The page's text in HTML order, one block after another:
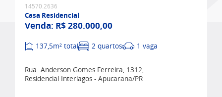
14570.2636
Casa Residencial
Venda: R$ 280.000,00
137,5m² total 2 quartos 1 vaga
Rua. Anderson Gomes Ferreira, 1312,
Residencial Interlagos - Apucarana/PR